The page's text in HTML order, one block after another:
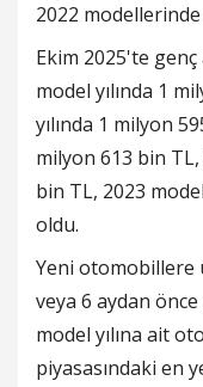
2022
Ekim 2025'te
model yılında 1
yılında 1 milyon
milyon 613 bin TL,
bin TL, 2023
oldu.
Yeni otomobillere
veya 6 aydan önce
model yılına ait
piyasasındaki en